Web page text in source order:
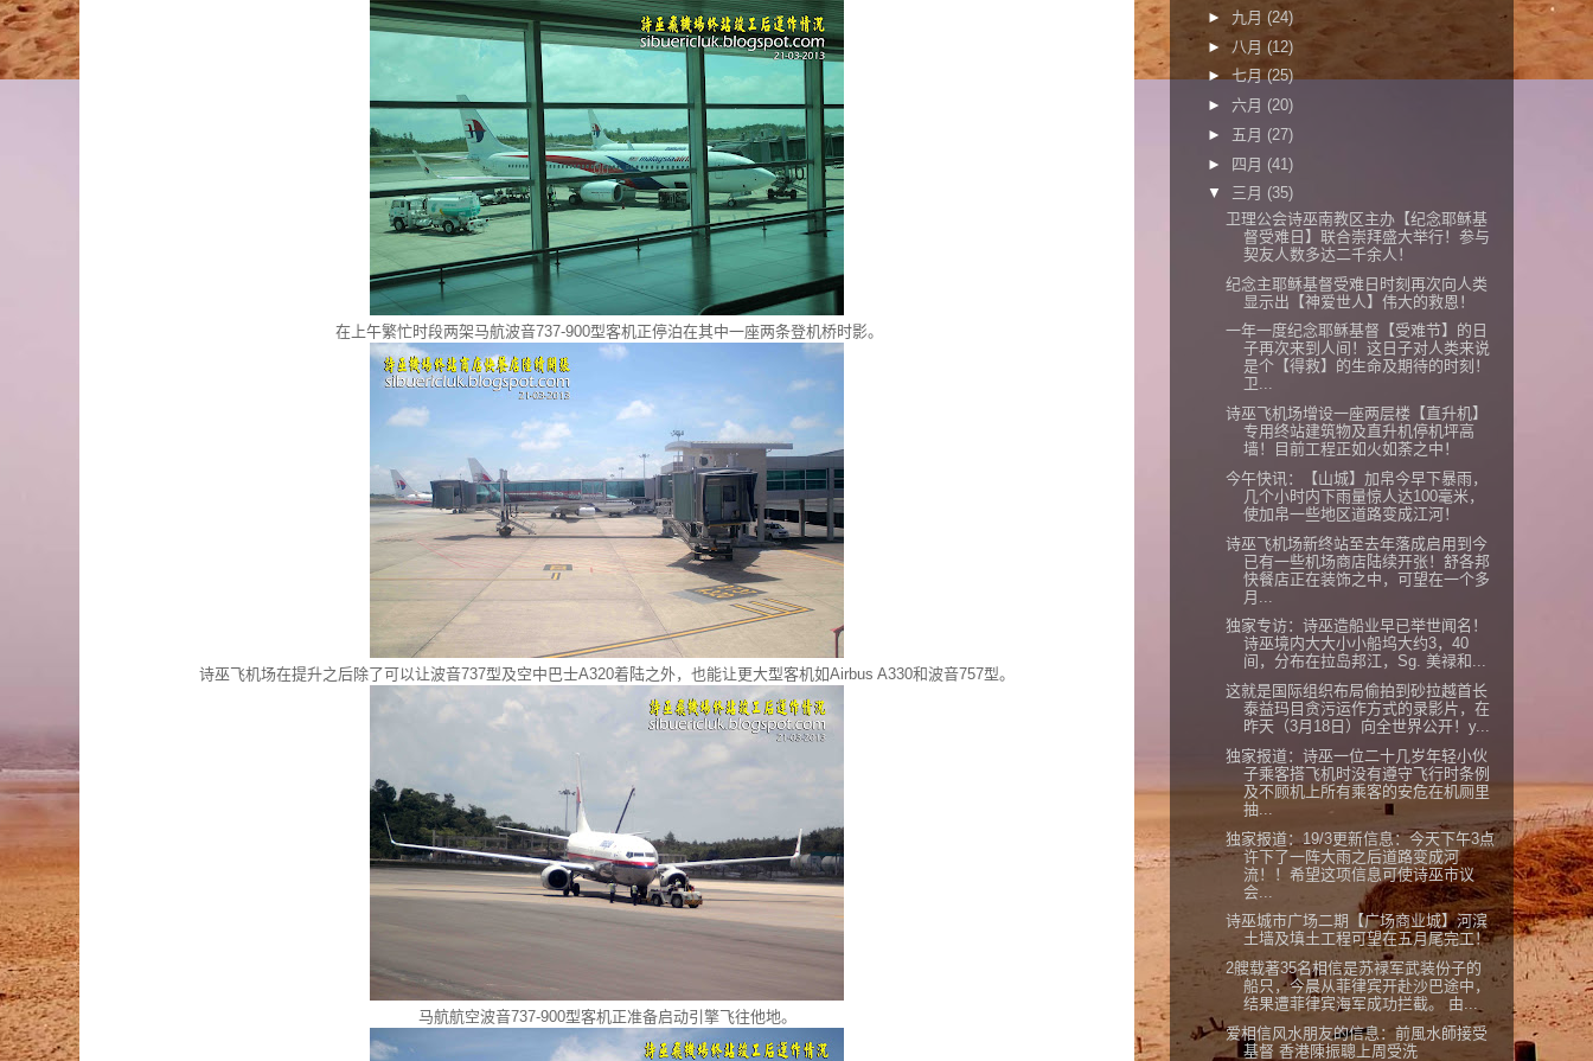
在上午繁忙时段两架马航波音737-900型客机正停泊在其中一座两条登机桥时影。
诗巫飞机场在提升之后除了可以让波音737型及空中巴士A320着陆之外，也能让更大型客机如Airbus A330和波音757型。
马航航空波音737-900型客机正准备启动引擎飞往他地。
► 九月 (24)
► 八月 (12)
►七月(25)
► 六月 (20)
► 五月 (27)
► 四月 (41)
▼ 三月 (35)
卫理公会诗巫南教区主办【纪念耶稣基
督受难日】联合崇拜盛大举行！参与
契友人数多达二千余人！
纪念主耶稣基督受难日时刻再次向人类
显示出【神爱世人】伟大的救恩！
一年一度纪念耶稣基督【受难节】的日
子再次来到人间！这日子对人类来说
是个【得救】的生命及期待的时刻！
卫...
诗巫飞机场增设一座两层楼【直升机】
专用终站建筑物及直升机停机坪高
墙！目前工程正如火如荼之中！
今午快讯：【山城】加帛今早下暴雨，
几个小时内下雨量惊人达100毫米，
使加帛一些地区道路变成江河！
诗巫飞机场新终站至去年落成启用到今
已有一些机场商店陆续开张！舒各邦
快餐店正在装饰之中，可望在一个多
月...
独家专访：诗巫造船业早已举世闻名！
诗巫境内大大小小船坞大约3，40
间，分布在拉岛邦江，Sg. 美禄和...
这就是国际组织布局偷拍到砂拉越首长
泰益玛目贪污运作方式的录影片，在
昨天（3月18日）向全世界公开！y...
独家报道：诗巫一位二十几岁年轻小伙
子乘客搭飞机时没有遵守飞行时条例
及不顾机上所有乘客的安危在机厕里
抽...
独家报道：19/3更新信息：今天下午3点
许下了一阵大雨之后道路变成河
流！！希望这项信息可使诗巫市议
会...
诗巫城市广场二期【广场商业城】河滨
土墙及填土工程可望在五月尾完工！
2艘载著35名相信是苏禄军武装份子的
船只，今晨从菲律宾开赴沙巴途中，
结果遭菲律宾海军成功拦截。 由...
爱相信风水朋友的信息：前風水師接受
基督 香港陳振聰上周受洗